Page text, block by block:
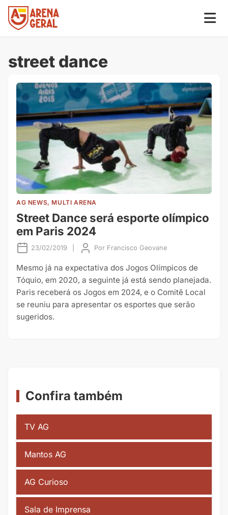
street dance
AG NEWS, MULTI ARENA
Street Dance será esporte olímpico
em Paris 2024
23/02/2019 Por Francisco Geovane
Mesmo já na expectativa dos Jogos Olímpicos de
Tóquio, em 2020, a seguinte já está sendo planejada.
Paris receberá os Jogos em 2024, e o Comitê Local
se reuniu para apresentar os esportes que serão
sugeridos.
Confira também
TV AG
Mantos AG
AG Curioso
Sala de Imprensa